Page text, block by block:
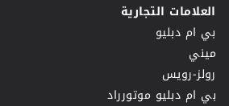
العلامات التجارية
بي ام دبليو
ميني
رولز-رويس
بي ام دبليو موتورراد